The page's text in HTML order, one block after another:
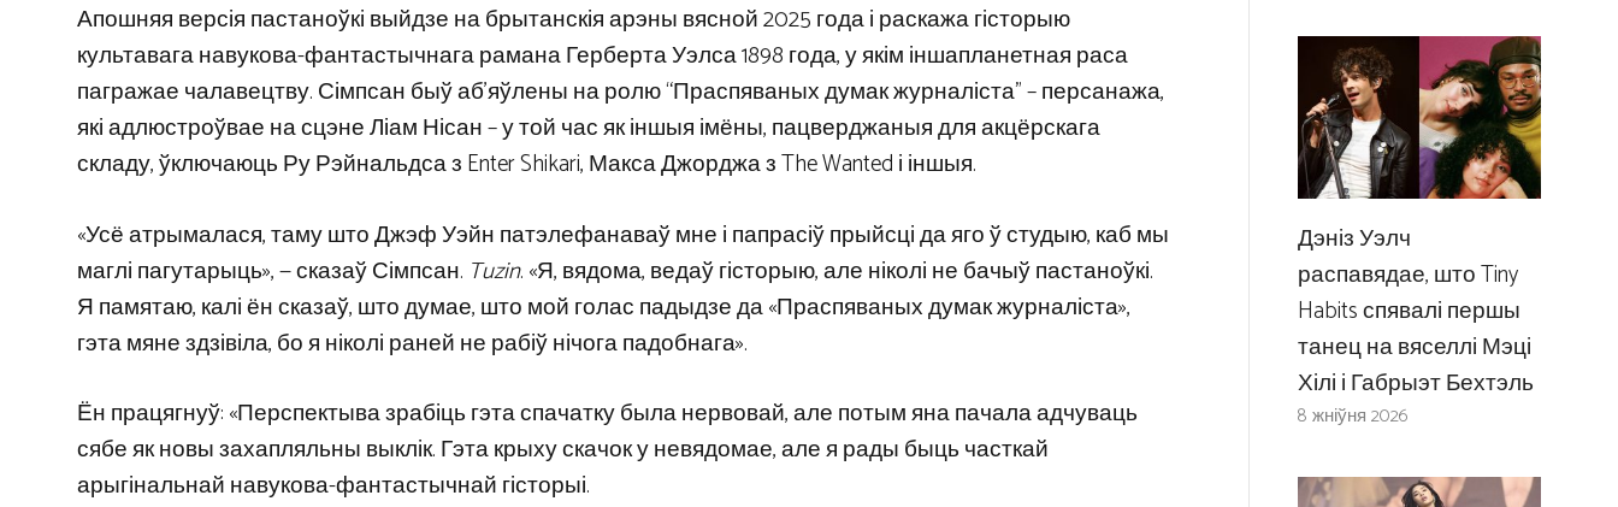
Апошняя версія пастаноўкі выйдзе на брытанскія арэны вясной 2025 года і раскажа гісторыю
культавага навукова-фантастычнага рамана Герберта Уэлса 1898 года, у якім іншапланетная раса
пагражае чалавецтву. Сімпсан быў аб’яўлены на ролю “Праспяваных думак журналіста” – персанажа,
які адлюстроўвае на сцэне Ліам Нісан – у той час як іншыя імёны, пацверджаныя для акцёрскага
складу, ўключаюць Ру Рэйнальдса з Enter Shikari, Макса Джорджа з The Wanted і іншыя.
«Усё атрымалася, таму што Джэф Уэйн патэлефанаваў мне і папрасіў прыйсці да яго ў студыю, каб мы
маглі пагутарыць», — сказаў Сімпсан. Tuzin. «Я, вядома, ведаў гісторыю, але ніколі не бачыў пастаноўкі.
Я памятаю, калі ён сказаў, што думае, што мой голас падыдзе да «Праспяваных думак журналіста»,
гэта мяне здзівіла, бо я ніколі раней не рабіў нічога падобнага».
Ён працягнуў: «Перспектыва зрабіць гэта спачатку была нервовай, але потым яна пачала адчуваць
сябе як новы захапляльны выклік. Гэта крыху скачок у невядомае, але я рады быць часткай
арыгінальнай навукова-фантастычнай гісторыі.
Дэніз Уэлч
распавядае, што Tiny
Habits спявалі першы
танец на вяселлі Мэці
Хілі і Габрыэт Бехтэль
8 жніўня 2026